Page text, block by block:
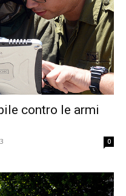
contro le armi
0